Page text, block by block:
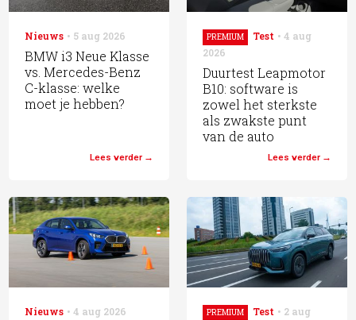
Nieuws 5 aug 2026
BMW i3 Neue Klasse
vs. Mercedes-Benz
C-klasse: welke
moet je hebben?
Lees verder
PREMIUM Test
4 aug
2026
Duurtest Leapmotor
B10: software is
zowel het sterkste
als zwakste punt
van de auto
Lees verder
Nieuws 4 aug 2026 PREMIUM Test
2 aug